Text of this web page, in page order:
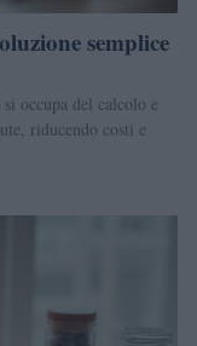
semplice
occupa del calcolo e
riducendo costi e